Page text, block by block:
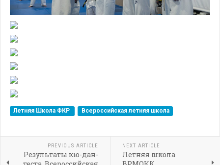
Летняя Школа ФКР Всероссийская летняя школа
PREVIOUS ARTICLE
Результаты кю-дан-
NEXT ARTICLE
Летняя школа